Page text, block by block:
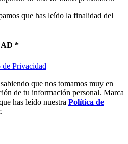
que has leído la finalidad del
*
de Privacidad
que nos tomamos muy en
de tu información personal. Marca
has leído nuestra Política de